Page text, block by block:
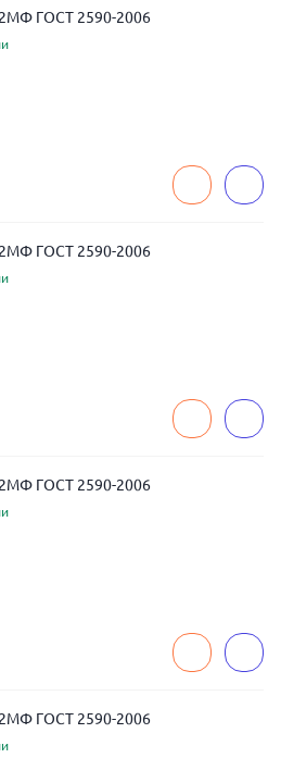
ГОСТ 2590-2006
ГОСТ 2590-2006
ГОСТ 2590-2006
ГОСТ 2590-2006